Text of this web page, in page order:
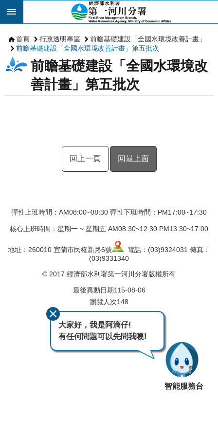
跳到主要內容區塊
首頁 行政透明專區
前瞻基礎建設「全國水環境改善計畫」
前瞻基礎建設「全國水環境改善計畫」第五批次
前瞻基礎建設「全國水環境改
善計畫」第五批次
回上一頁 回最上面
彈性上班時間：AM08:00~08:30 彈性下班時間：PM17:00~17:30
核心上班時間：星期一 ~ 星期五 AM08:30~12:30 PM13:30~17:00
地址：260010 宜蘭市民權新路6號
電話：(03)9324031 傳真：
(03)9331340
© 2017 經濟部水利署第一河川分署版權所有
最後異動日期115-08-06
瀏覽人次148
大家好，我是阿滴仔!
有任何問題可以先問我噢!
智能服務台